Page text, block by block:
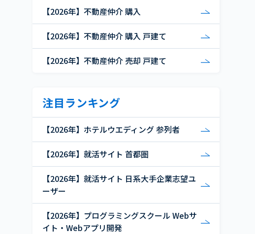
【2026年】不動産仲介 購入
【2026年】不動産仲介 購入 戸建て
【2026年】不動産仲介 売却 戸建て
注目ランキング
【2026年】ホテルウエディング 参列者
【2026年】就活サイト 首都圏
【2026年】就活サイト 日系大手企業志望ユ
ーザー
【2026年】プログラミングスクール Webサ
イト・Webアプリ開発